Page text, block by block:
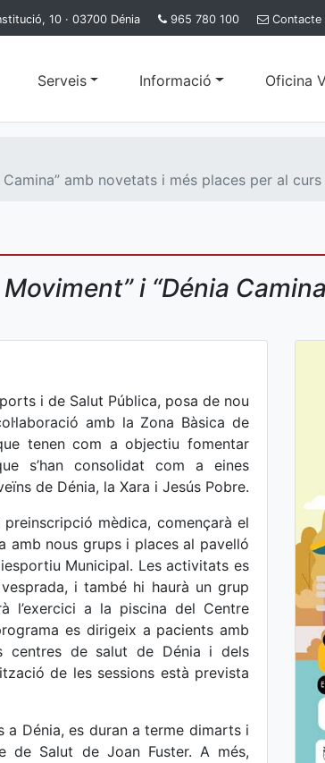
10 · 03700 Dénia 965 780 100 Contacte
Serveis Informació Oficina
amb novetats i més places per al
i “Dénia
i de Salut Pública, posa de nou
amb la Zona Bàsica de
tenen com a objectiu fomentar
s’han consolidat com a eines
de Dénia, la Xara i Jesús Pobre.
mèdica, començarà el
amb nous grups i places al pavelló
Municipal. Les activitats es
i també hi haurà un grup
l’exercici a la piscina del Centre
es dirigeix a pacients amb
centres de salut de Dénia i dels
de les sessions està prevista
a Dénia, es duran a terme dimarts i
de Salut de Joan Fuster. A més,